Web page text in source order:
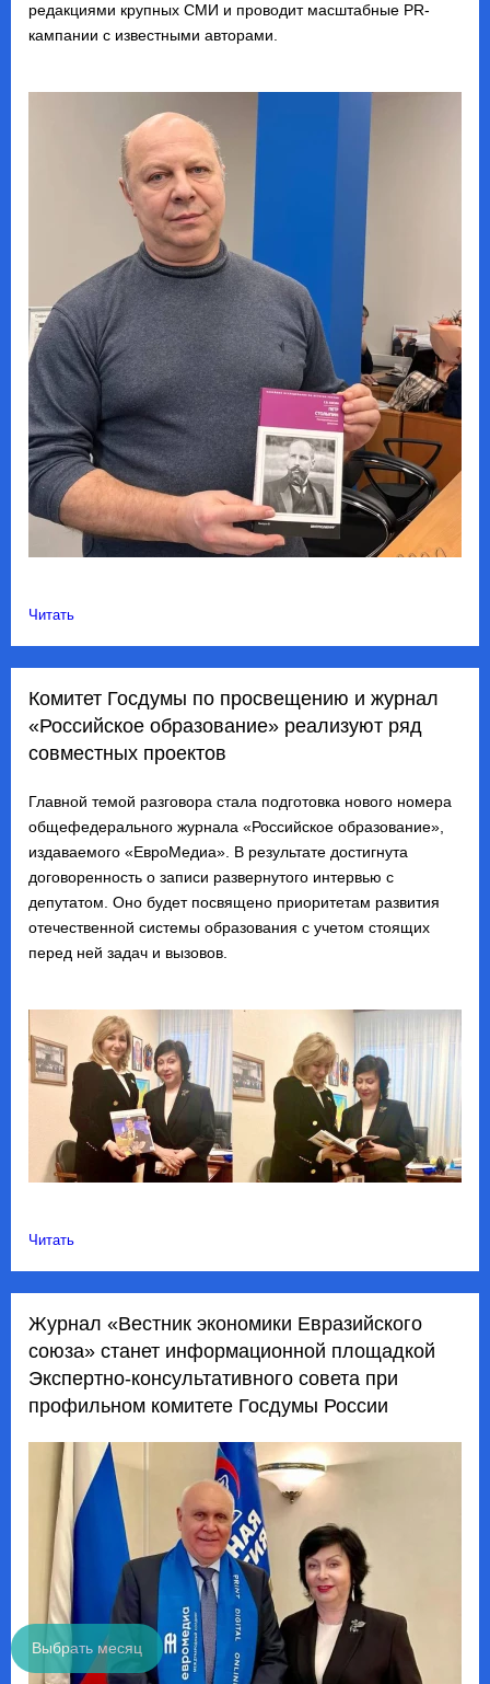
Выбрать месяц
редакциями крупных СМИ и проводит масштабные PR-
кампании с известными авторами.
Читать
Комитет Госдумы по просвещению и журнал
«Российское образование» реализуют ряд
совместных проектов
Главной темой разговора стала подготовка нового номера
общефедерального журнала «Российское образование»,
издаваемого «ЕвроМедиа». В результате достигнута
договоренность о записи развернутого интервью с
депутатом. Оно будет посвящено приоритетам развития
отечественной системы образования с учетом стоящих
перед ней задач и вызовов.
Читать
Журнал «Вестник экономики Евразийского
союза» станет информационной площадкой
Экспертно-консультативного совета при
профильном комитете Госдумы России